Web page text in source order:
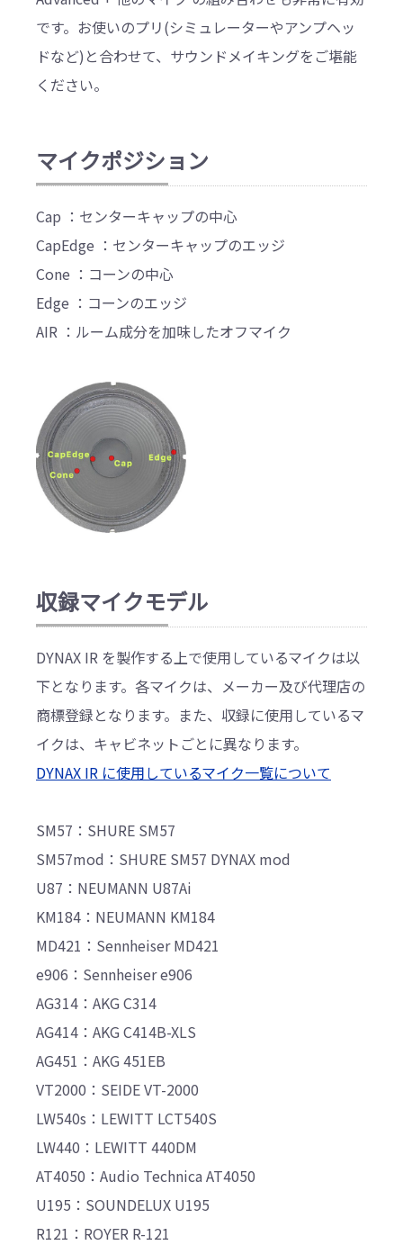
です。お使いのプリ(シミュレーターやアンプヘッ
ドなど)と合わせて、サウンドメイキングをご堪能
ください。
マイクポジション
Cap ：センターキャップの中心
CapEdge ：センターキャップのエッジ
Cone ：コーンの中心
Edge ：コーンのエッジ
AIR ：ルーム成分を加味したオフマイク
収録マイクモデル
DYNAX IR を製作する上で使用しているマイクは以
下となります。各マイクは、メーカー及び代理店の
商標登録となります。また、収録に使用しているマ
イクは、キャビネットごとに異なります。
DYNAX IR に使用しているマイク一覧について
SM57：SHURE SM57
SM57mod：SHURE SM57 DYNAX mod
U87：NEUMANN U87Ai
KM184：NEUMANN KM184
MD421：Sennheiser MD421
e906：Sennheiser e906
AG314：AKG C314
AG414：AKG C414B-XLS
AG451：AKG 451EB
VT2000：SEIDE VT-2000
LW540s：LEWITT LCT540S
LW440：LEWITT 440DM
AT4050：Audio Technica AT4050
U195：SOUNDELUX U195
R121：ROYER R-121